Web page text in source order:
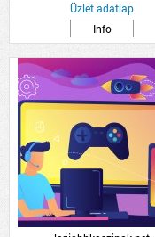
Üzlet adatlap
Info